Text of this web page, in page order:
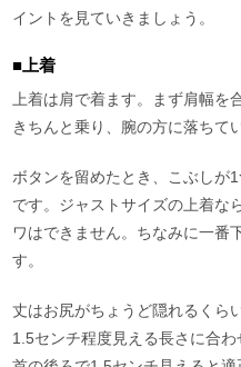
イントを見ていきましょう。
■上着
上着は肩で着ます。まず肩幅を
きちんと乗り、腕の方に落ちて
ボタンを留めたとき、こぶしが
です。ジャストサイズの上着な
ワはできません。ちなみに一番
す。
丈はお尻がちょうど隠れるくら
1.5センチ程度見える長さに合